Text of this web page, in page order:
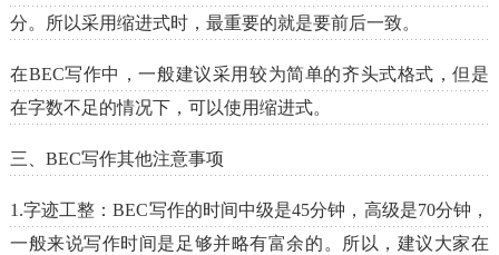
分。所以采用缩进式时，最重要的就是要前后一致。
在BEC写作中，一般建议采用较为简单的齐头式格式，但是
在字数不足的情况下，可以使用缩进式。
三、BEC写作其他注意事项
1.字迹工整：BEC写作的时间中级是45分钟，高级是70分钟，
一般来说写作时间是足够并略有富余的。所以，建议大家在